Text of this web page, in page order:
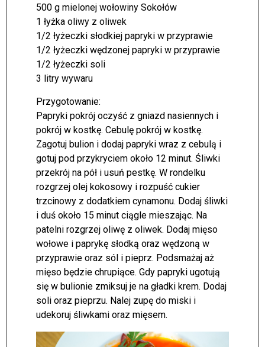
500 g mielonej wołowiny Sokołów
1 łyżka oliwy z oliwek
1/2 łyżeczki słodkiej papryki w przyprawie
1/2 łyżeczki wędzonej papryki w przyprawie
1/2 łyżeczki soli
3 litry wywaru
Przygotowanie:
Papryki pokrój oczyść z gniazd nasiennych i
pokrój w kostkę. Cebulę pokrój w kostkę.
Zagotuj bulion i dodaj papryki wraz z cebulą i
gotuj pod przykryciem około 12 minut. Śliwki
przekrój na pół i usuń pestkę. W rondelku
rozgrzej olej kokosowy i rozpuść cukier
trzcinowy z dodatkiem cynamonu. Dodaj śliwki
i duś około 15 minut ciągle mieszając. Na
patelni rozgrzej oliwę z oliwek. Dodaj mięso
wołowe i paprykę słodką oraz wędzoną w
przyprawie oraz sól i pieprz. Podsmażaj aż
mięso będzie chrupiące. Gdy papryki ugotują
się w bulionie zmiksuj je na gładki krem. Dodaj
soli oraz pieprzu. Nalej zupę do miski i
udekoruj śliwkami oraz mięsem.